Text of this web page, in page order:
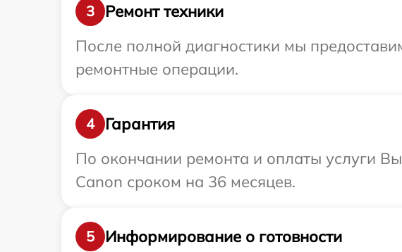
3
Ремонт техники
После полной диагностики мы
ремонтные операции.
4
Гарантия
По окончании ремонта и оплаты услуги
Canon сроком на 36 месяцев.
5
Информирование о готовности